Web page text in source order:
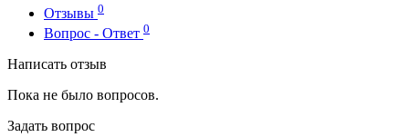
Отзывы 0
Вопрос - Ответ 0
Написать отзыв
Пока не было вопросов.
Задать вопрос